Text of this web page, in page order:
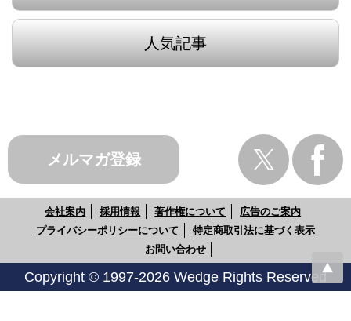
人気記事
メルマガ登録
会社案内 採用情報 著作権について
広告のご案内
プライバシーポリシーについて
特定商取引法に基づく表示
お問い合わせ
Copyright © 1997-2026 Wedge Rights Reserved